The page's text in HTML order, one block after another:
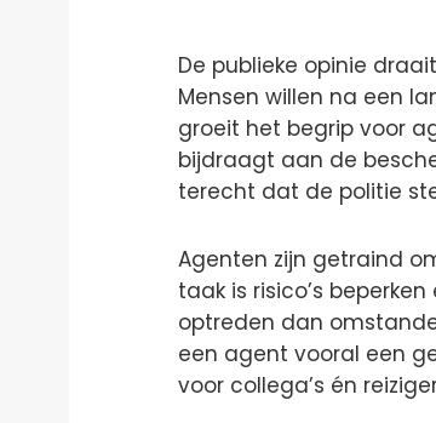
De publieke opinie
Mensen willen na een
groeit het begrip voor
bijdraagt aan de
terecht dat de politie
Agenten zijn getraind
taak is risico’s
optreden dan
een agent vooral een
voor collega’s én